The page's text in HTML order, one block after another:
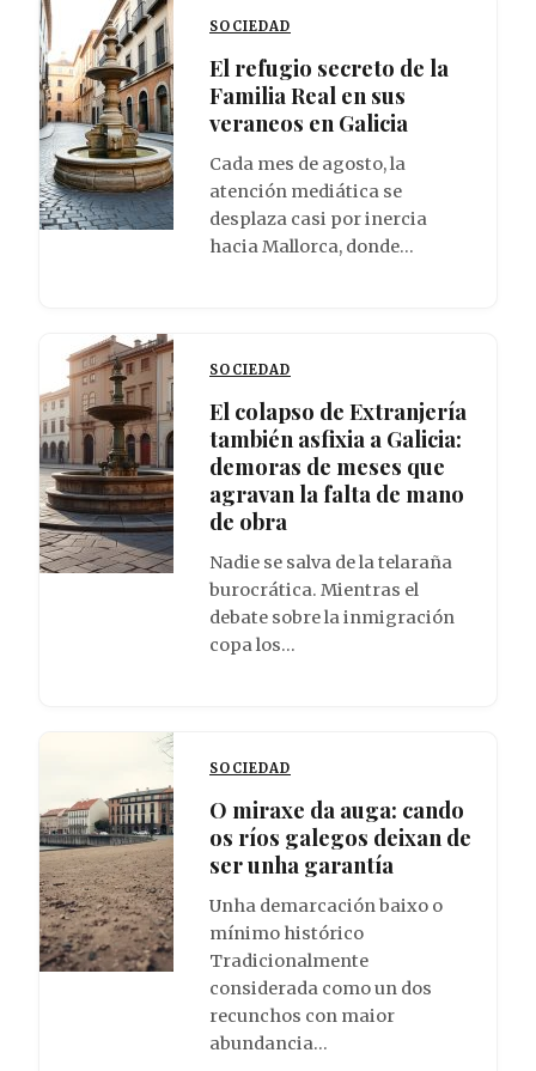
SOCIEDAD
El refugio secreto de la
Familia Real en sus
veraneos en Galicia
Cada mes de agosto, la
atención mediática se
desplaza casi por inercia
hacia Mallorca, donde…
SOCIEDAD
El colapso de Extranjería
también asfixia a Galicia:
demoras de meses que
agravan la falta de mano
de obra
Nadie se salva de la telaraña
burocrática. Mientras el
debate sobre la inmigración
copa los…
SOCIEDAD
O miraxe da auga: cando
os ríos galegos deixan de
ser unha garantía
Unha demarcación baixo o
mínimo histórico
Tradicionalmente
considerada como un dos
recunchos con maior
abundancia…